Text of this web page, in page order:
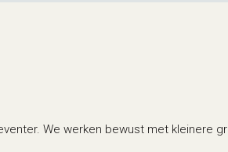
We werken bewust met kleinere